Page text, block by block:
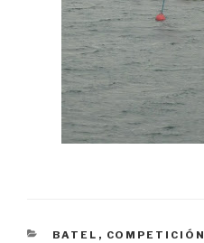
CATEGORIES
BATEL , COMPETICIÓN